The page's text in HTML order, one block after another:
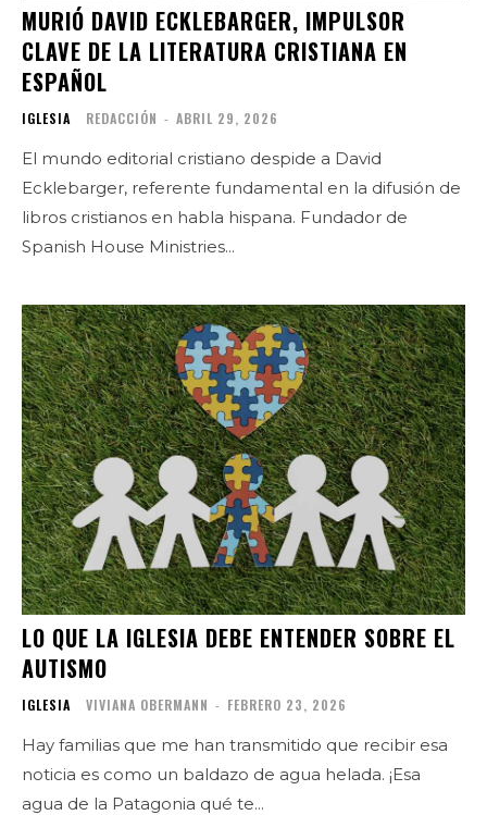
MURIÓ DAVID ECKLEBARGER, IMPULSOR
CLAVE DE LA LITERATURA CRISTIANA EN
ESPAÑOL
IGLESIA REDACCIÓN - ABRIL 29, 2026
El mundo editorial cristiano despide a David
Ecklebarger, referente fundamental en la difusión de
libros cristianos en habla hispana. Fundador de
Spanish House Ministries...
LO QUE LA IGLESIA DEBE ENTENDER SOBRE EL
AUTISMO
IGLESIA VIVIANA OBERMANN - FEBRERO 23, 2026
Hay familias que me han transmitido que recibir esa
noticia es como un baldazo de agua helada. ¡Esa
agua de la Patagonia qué te...